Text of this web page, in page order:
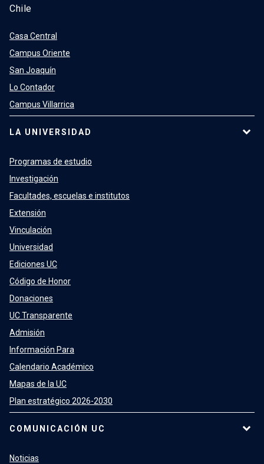
Chile
Casa Central
Campus Oriente
San Joaquín
Lo Contador
Campus Villarrica
LA UNIVERSIDAD
Programas de estudio
Investigación
Facultades, escuelas e institutos
Extensión
Vinculación
Universidad
Ediciones UC
Código de Honor
Donaciones
UC Transparente
Admisión
Información Para
Calendario Académico
Mapas de la UC
Plan estratégico 2026-2030
COMUNICACIÓN UC
Noticias